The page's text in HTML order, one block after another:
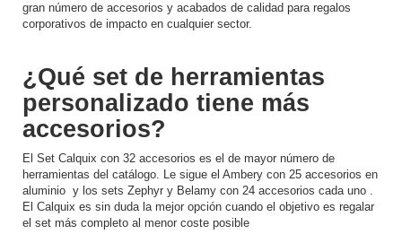
gran número de accesorios y acabados de calidad para regalos
corporativos de impacto en cualquier sector.
¿Qué set de herramientas
personalizado tiene más
accesorios?
El Set Calquix con 32 accesorios es el de mayor número de
herramientas del catálogo. Le sigue el Ambery con 25 accesorios en
aluminio y los sets Zephyr y Belamy con 24 accesorios cada uno .
El Calquix es sin duda la mejor opción cuando el objetivo es regalar
el set más completo al menor coste posible